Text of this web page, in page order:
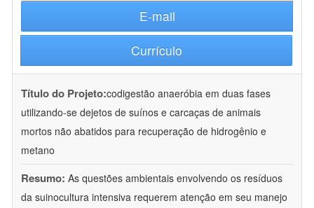
E-mail
Currículo
Título do Projeto:codigestão anaeróbia em duas fases
utilizando-se dejetos de suínos e carcaças de animais
mortos não abatidos para recuperação de hidrogênio e
metano
Resumo: As questões ambientais envolvendo os resíduos
da suinocultura intensiva requerem atenção em seu manejo